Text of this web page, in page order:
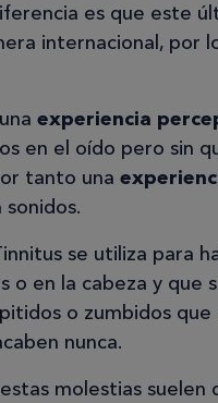
es que este
internacional, por
experiencia
en el oído pero sin
tanto una
sonidos.
se utiliza para
o en la cabeza y que
o zumbidos
nunca.
molestias suelen